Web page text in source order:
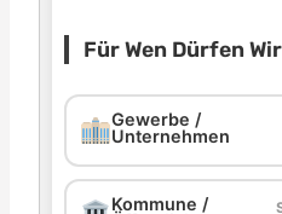
Für Wen Dürfen
Gewerbe /
Unternehmen
Kommune /